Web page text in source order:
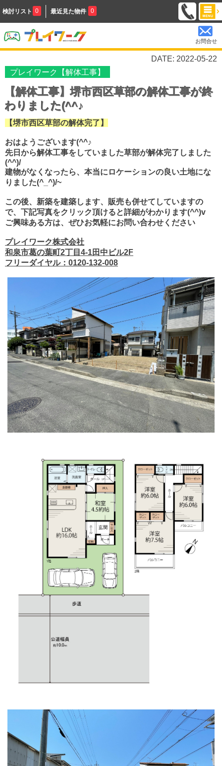
検討リスト 0 最近見た物件 0
お問合せ
DATE: 2022-05-22
プレイワーク【解体工事】
【解体工事】堺市西区草部の解体工事が終
わりました(^^♪
【堺市西区草部の解体完了】
おはようございます(^^♪
先日から解体工事をしていました草部が解体完了しました
(^^)/
建物がなくなったら、本当にロケーションの良い土地にな
りました(^_^)/~
この後、新築を建築します、販売も併せてしていますの
で、下記写真をクリック頂けると詳細がわかります(^^)v
ご興味ある方は、ぜひお気軽にお問い合わせください
プレイワーク株式会社
和泉市葛の葉町2丁目4-1田中ビル2F
フリーダイヤル：0120-132-008